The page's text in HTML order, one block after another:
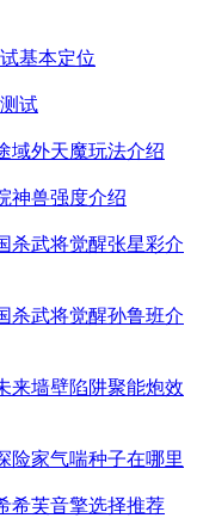
基本定位
试
域外天魔玩法介绍
神兽强度介绍
杀武将觉醒张星彩介
杀武将觉醒孙鲁班介
来墙壁陷阱聚能炮效
险家气喘种子在哪里
希芙音擎选择推荐